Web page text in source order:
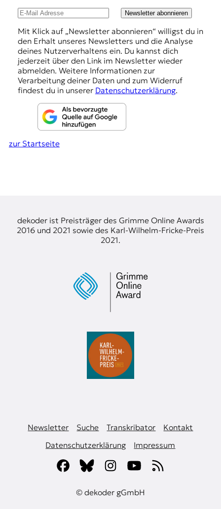
Newsletter abonnieren
Mit Klick auf „Newsletter abonnieren“ willigst du in
den Erhalt unseres Newsletters und die Analyse
deines Nutzerverhaltens ein. Du kannst dich
jederzeit über den Link im Newsletter wieder
abmelden. Weitere Informationen zur
Verarbeitung deiner Daten und zum Widerruf
findest du in unserer Datenschutzerklärung.
zur Startseite
dekoder ist Preisträger des Grimme Online Awards
2016 und 2021 sowie des Karl-Wilhelm-Fricke-Preis
2021.
Newsletter Suche Transkribator
Kontakt
Datenschutzerklärung
Impressum
© dekoder gGmbH